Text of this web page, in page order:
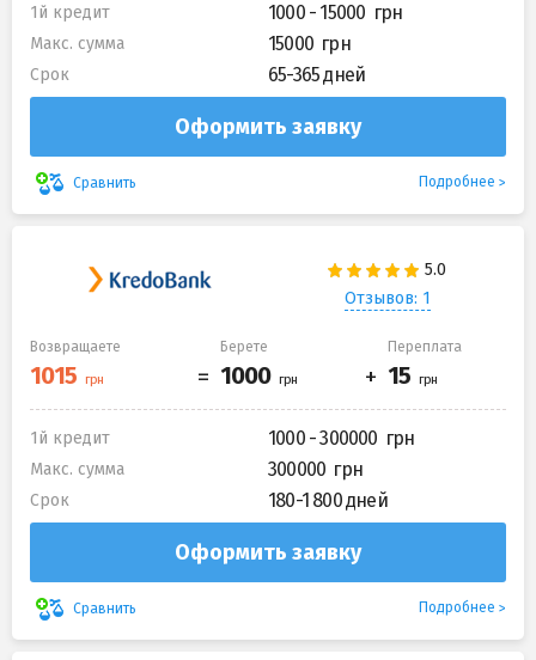
1й кредит 1000 - 15000
Макс. сумма 15000
Срок 65-365 дней
Оформить заявку
Сравнить Подробнее
Отзывов: 1
Возвращаете Берете Переплата
1й кредит 1000 - 300000
Макс. сумма 300000
Срок 180-1 800 дней
Оформить заявку
Сравнить Подробнее